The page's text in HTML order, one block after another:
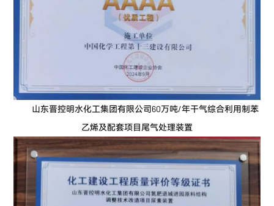
山东晋控明水化工集团有限公司60万吨/年干气综合利用制苯
乙烯及配套项目尾气处理装置